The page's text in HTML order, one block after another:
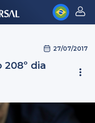
27/07/2017
208º dia